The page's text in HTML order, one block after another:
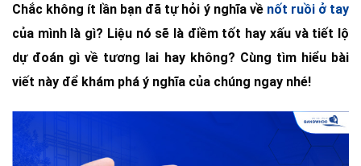
Chắc không ít lần bạn đã tự hỏi ý nghĩa về nốt ruồi ở tay
của mình là gì? Liệu nó sẽ là điềm tốt hay xấu và tiết lộ
dự đoán gì về tương lai hay không? Cùng tìm hiểu bài
viết này để khám phá ý nghĩa của chúng ngay nhé!